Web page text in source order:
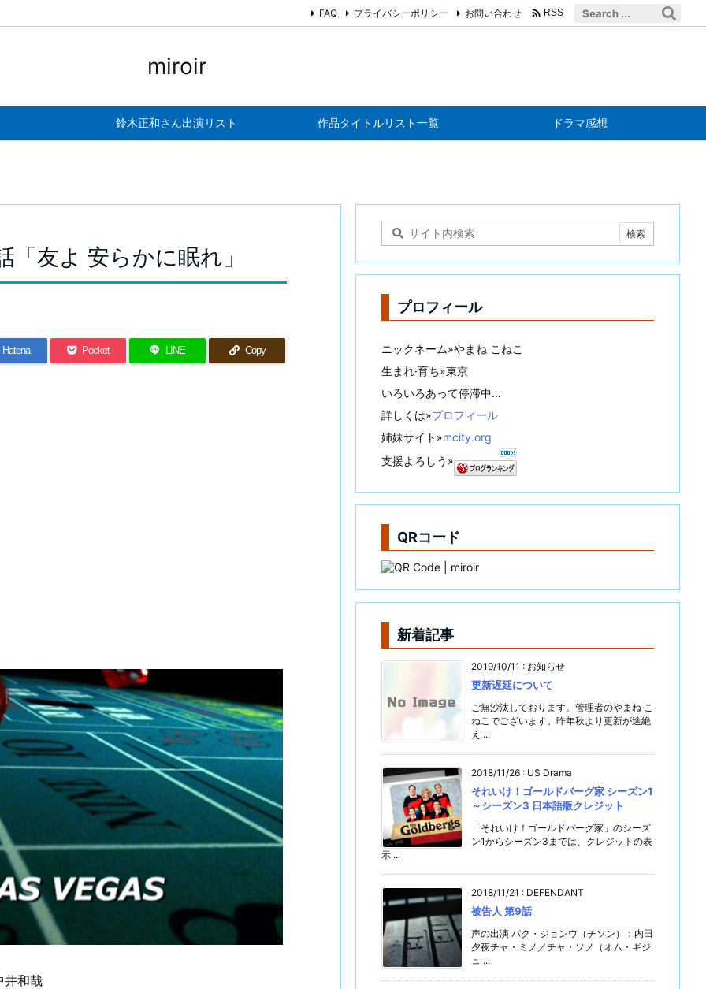
miroir
鈴木正和さん出演リスト 作品タイトルリスト一覧 ドラマ感想
FAQ プライバシーポリシー お問い合わせ  RSS
友よ 安らかに眠れ」
Hatena Pocket LINE Copy
井和哉
プロフィール
ニックネーム»やまね こねこ
生まれ·育ち»東京
いろいろあって停滞中…
詳しくは»プロフィール
姉妹サイト»mcity.org
支援よろしう»
QRコード
新着記事
2019/10/11 : お知らせ
更新遅延について
ご無沙汰しております。管理者のやまね こ
ねこでございます。昨年秋より更新が途絶
え ...
2018/11/26 : US Drama
それいけ！ゴールドバーグ家 シーズン1
～シーズン3 日本語版クレジット
「それいけ！ゴールドバーグ家」のシーズ
ン1からシーズン3までは、クレジットの表
示 ...
2018/11/21 : DEFENDANT
被告人 第9話
声の出演 パク・ジョンウ（チソン）：内田
夕夜チャ・ミノ／チャ・ソノ（オム・ギジ
ュ ...